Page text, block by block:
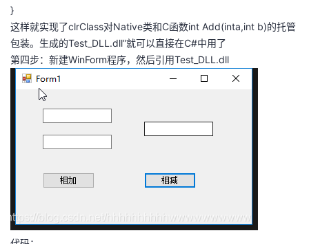
}
这样就实现了clrClass对Native类和C函数int Add(inta,int b)的托管
包装。生成的Test_DLL.dll”就可以直接在C#中用了
第四步：新建WinForm程序，然后引用Test_DLL.dll